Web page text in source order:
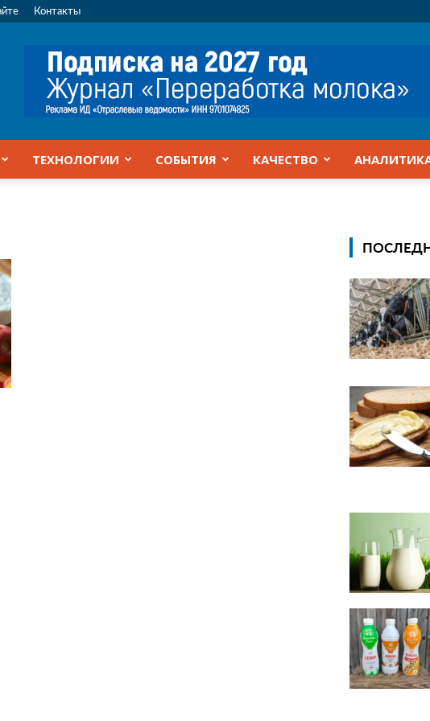
Контакты
ТЕХНОЛОГИИ СОБЫТИЯ КАЧЕСТВО